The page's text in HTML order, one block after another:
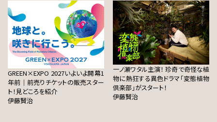
GREEN×EXPO 2027いよいよ開幕1
年前｜前売りチケットの販売スター
ト！見どころを紹介
伊藤賢治
一ノ瀬ワタル主演！ 珍奇で奇怪な植
物に熱狂する異色ドラマ「変態植物
倶楽部」がスタート！
伊藤賢治